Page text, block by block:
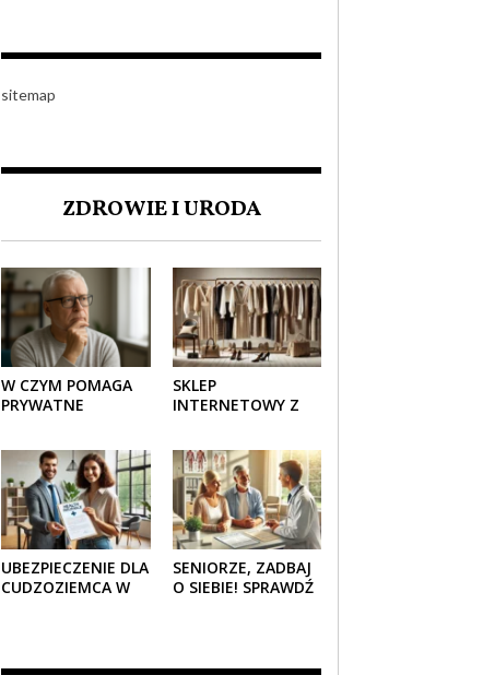
sitemap
ZDROWIE I URODA
W CZYM POMAGA
PRYWATNE
SENIOROM?
SKLEP
INTERNETOWY Z
KLASYKA, SZYK I
NOWOCZESNOŚĆ
UBEZPIECZENIE DLA
CUDZOZIEMCA W
SENIORZE, ZADBAJ
O SIEBIE! SPRAWDŹ